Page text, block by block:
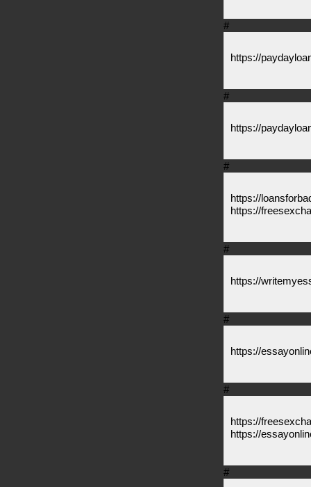
#
https://
#
https://
#
https://
https://
#
https://
#
https://
#
https://
https://
#